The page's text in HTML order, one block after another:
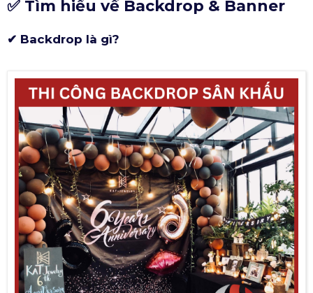
✅ Tìm hiểu về Backdrop & Banner
✔ Backdrop là gì?